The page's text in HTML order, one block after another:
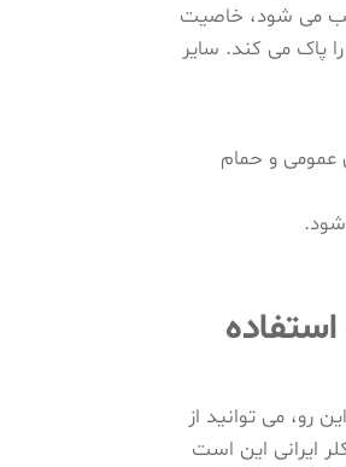
می شود، خاصیت
پاک می کند. سایر
و حمام
آب استفاده
رو، می توانید از
ایرانی این است